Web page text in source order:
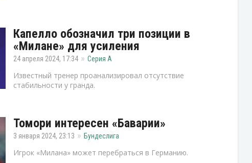
Капелло обозначил три позиции в
«Милане» для усиления
24 апреля 2024, 17:34 Серия А
Известный тренер проанализировал отсутствие
стабильности у гранда.
Томори интересен «Баварии»
3 января 2024, 23:13 Бундеслига
Игрок «Милана» может перебраться в Германию.